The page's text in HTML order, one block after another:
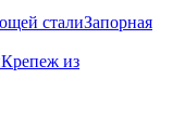
Запорная
Крепеж из